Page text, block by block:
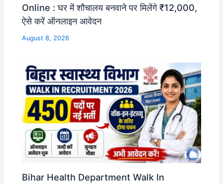
Online : घर में शौचालय बनवाने पर मिलेंगे ₹12,000,
ऐसे करें ऑनलाइन आवेदन
August 8, 2026
Bihar Health Department Walk In